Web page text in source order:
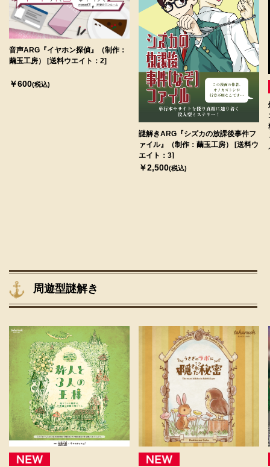
音声ARG『イヤホン探偵』（制作：
繭玉工房） [送料ウエイト：2]
￥600(税込)
謎解きARG『シズカの放課後事件フ
ァイル』（制作：繭玉工房） [送料ウ
エイト：3]
￥2,500(税込)
周遊型謎解き